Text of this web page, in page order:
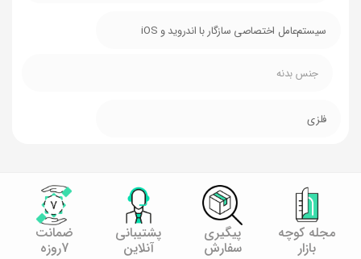
سیستم‌عامل اختصاصی سازگار با اندروید و iOS
جنس بدنه
فلزی
مجله کوچه
بازار
پیگیری
سفارش
پشتیبانی
آنلاین
ضمانت
7روزه